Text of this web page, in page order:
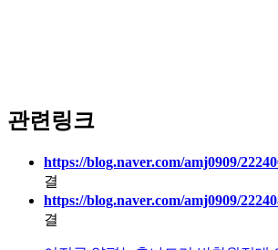
관련링크
https://blog.naver.com/amj0909/
결
https://blog.naver.com/amj0909/
결